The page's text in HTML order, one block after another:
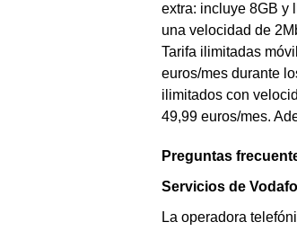
extra: incluye 8GB y
una velocidad de
Tarifa ilimitadas
euros/mes durante
ilimitados con
49,99 euros/mes.
Preguntas
Servicios de
La operadora